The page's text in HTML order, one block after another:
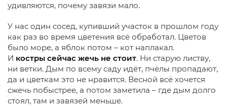
удивляются, почему завязи мало.
У нас один сосед, купивший участок в прошлом году
как раз во время цветения всё обработал. Цветов
было море, а яблок потом – кот наплакал.
И костры сейчас жечь не стоит. Ни старую листву,
ни ветки. Дым по всему саду идёт, пчёлы пропадают,
да и цветкам это не нравится. Весной всё хочется
сжечь побыстрее, а потом заметила – где дым долго
стоял, там и завязей меньше.